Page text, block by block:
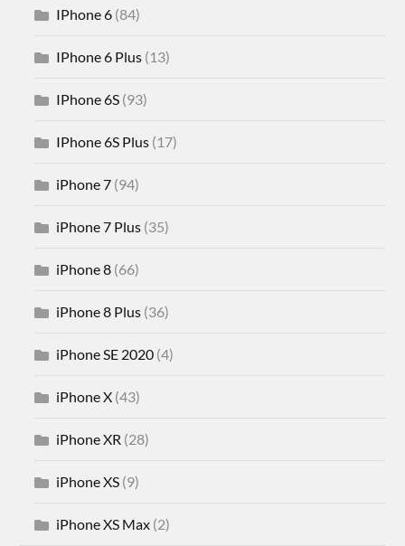
IPhone 6 (84)
IPhone 6 Plus (13)
IPhone 6S (93)
IPhone 6S Plus (17)
iPhone 7 (94)
iPhone 7 Plus (35)
iPhone 8 (66)
iPhone 8 Plus (36)
iPhone SE 2020 (4)
iPhone X (43)
iPhone XR (28)
iPhone XS (9)
iPhone XS Max (2)